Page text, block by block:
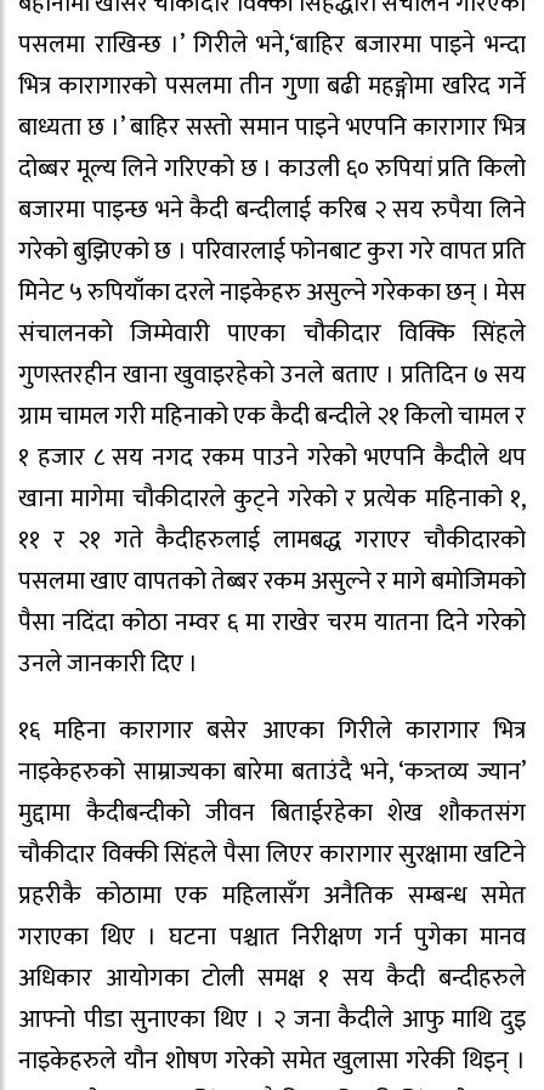
पसलमा राखिन्छ ।’ गिरीले भने,‘बाहिर बजारमा पाइने भन्दा
भित्र कारागारको पसलमा तीन गुणा बढी महङ्गोमा खरिद गर्ने
बाध्यता छ ।’ बाहिर सस्तो समान पाइने भएपनि कारागार भित्र
दोब्बर मूल्य लिने गरिएको छ । काउली ६० रुपियां प्रति किलो
बजारमा पाइन्छ भने कैदी बन्दीलाई करिब २ सय रुपैया लिने
गरेको बुझिएको छ । परिवारलाई फोनबाट कुरा गरे वापत प्रति
मिनेट ५ रुपियाँका दरले नाइकेहरु असुल्ने गरेकका छन् । मेस
संचालनको जिम्मेवारी पाएका चौकीदार विक्कि सिंहले
गुणस्तरहीन खाना खुवाइरहेको उनले बताए । प्रतिदिन ७ सय
ग्राम चामल गरी महिनाको एक कैदी बन्दीले २१ किलो चामल र
१ हजार ८ सय नगद रकम पाउने गरेको भएपनि कैदीले थप
खाना मागेमा चौकीदारले कुट्ने गरेको र प्रत्येक महिनाको १,
११ र २१ गते कैदीहरुलाई लामबद्ध गराएर चौकीदारको
पसलमा खाए वापतको तेब्बर रकम असुल्ने र मागे बमोजिमको
पैसा नदिंदा कोठा नम्वर ६ मा राखेर चरम यातना दिने गरेको
उनले जानकारी दिए ।
१६ महिना कारागार बसेर आएका गिरीले कारागार भित्र
नाइकेहरुको साम्राज्यका बारेमा बताउंदै भने, ‘कत्र्तव्य ज्यान’
मुद्दामा कैदीबन्दीको जीवन बिताईरहेका शेख शौकतसंग
चौकीदार विक्की सिंहले पैसा लिएर कारागार सुरक्षामा खटिने
प्रहरीकै कोठामा एक महिलासँग अनैतिक सम्बन्ध समेत
गराएका थिए । घटना पश्चात निरीक्षण गर्न पुगेका मानव
अधिकार आयोगका टोली समक्ष १ सय कैदी बन्दीहरुले
आफ्नो पीडा सुनाएका थिए । २ जना कैदीले आफु माथि दुइ
नाइकेहरुले यौन शोषण गरेको समेत खुलासा गरेकी थिइन् ।